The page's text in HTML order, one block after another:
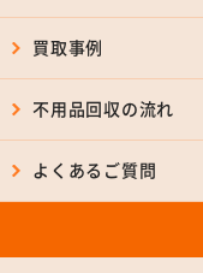
買取事例
不用品回収の流れ
よくあるご質問